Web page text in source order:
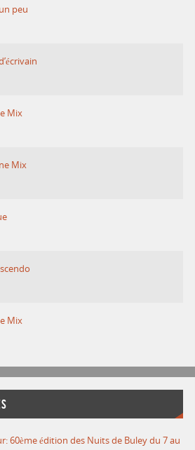
peu
Mix
Mix
Mix
60ème édition des Nuits de Buley du 7 au